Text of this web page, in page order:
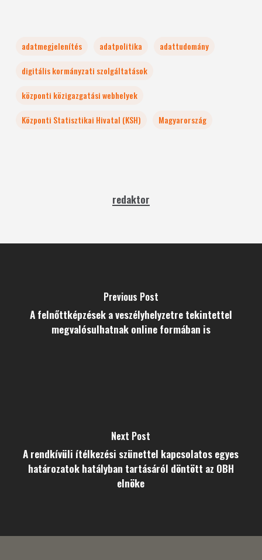
adatmegjelenítés adatpolitika
adattudomány
digitális kormányzati szolgáltatások
központi közigazgatási webhelyek
Központi Statisztikai Hivatal (KSH)
Magyarország
redaktor
Previous Post
A felnőttképzések a veszélyhelyzetre tekintettel
megvalósulhatnak online formában is
Next Post
A rendkívüli ítélkezési szünettel kapcsolatos egyes
határozatok hatályban tartásáról döntött az OBH
elnöke